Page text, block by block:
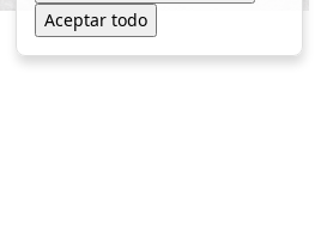
Aceptar todo